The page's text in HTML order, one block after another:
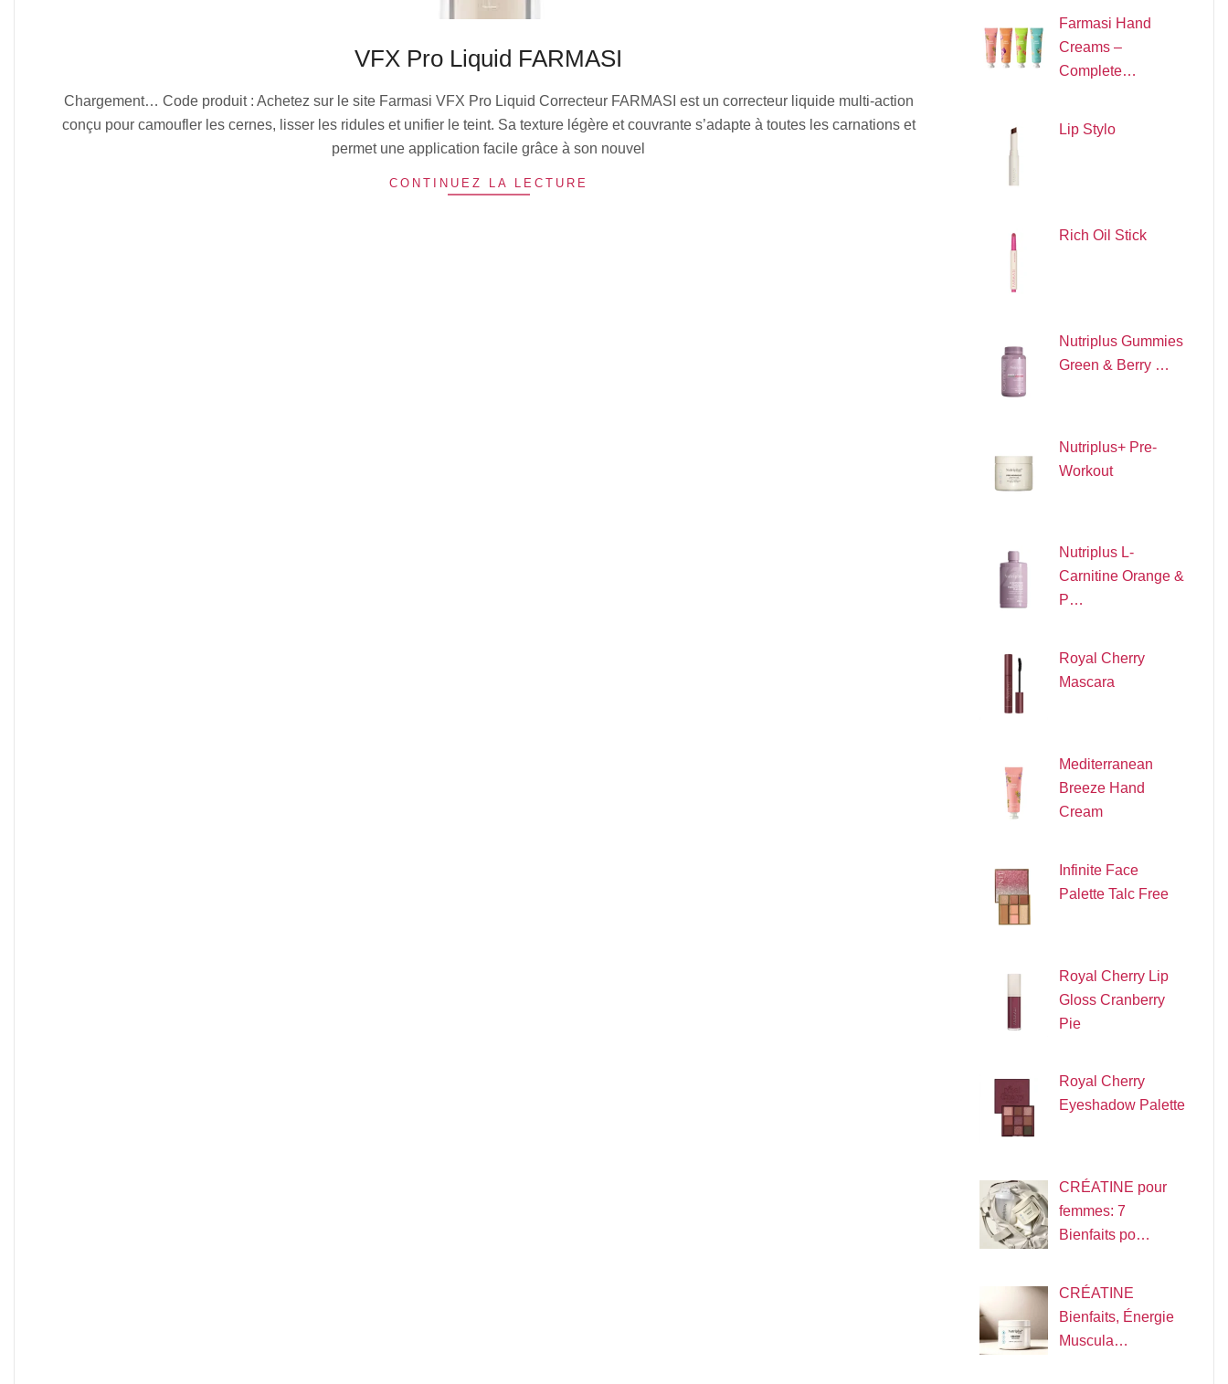
VFX Pro Liquid FARMASI
07-
04
Chargement… Code produit : Achetez sur le site Farmasi VFX Pro Liquid Correcteur FARMASI est un correcteur liquide multi-action
conçu pour camoufler les cernes, lisser les ridules et unifier le teint. Sa texture légère et couvrante s’adapte à toutes les carnations et
permet une application facile grâce à son nouvel
CONTINUEZ LA LECTURE
Farmasi Hand
Creams –
Complete…
Lip Stylo
Rich Oil Stick
Nutriplus Gummies
Green & Berry …
Nutriplus+ Pre-
Workout
Nutriplus L-
Carnitine Orange &
P…
Royal Cherry
Mascara
Mediterranean
Breeze Hand
Cream
Infinite Face
Palette Talc Free
Royal Cherry Lip
Gloss Cranberry
Pie
Royal Cherry
Eyeshadow Palette
CRÉATINE pour
femmes: 7
Bienfaits po…
CRÉATINE
Bienfaits, Énergie
Muscula…